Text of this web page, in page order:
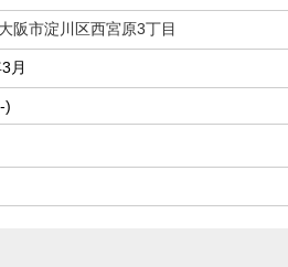
阪市淀川区西宮原3丁目
月
)